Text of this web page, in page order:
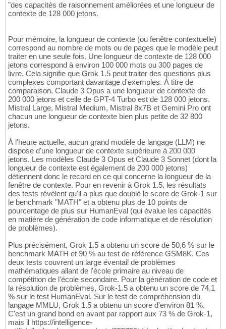
"des capacités de raisonnement améliorées et une longueur de
contexte de 128 000 jetons.
Pour mémoire, la longueur de contexte (ou fenêtre contextuelle)
correspond au nombre de mots ou de pages que le modèle peut
traiter en une seule fois. Une longueur de contexte de 128 000
jetons correspond à environ 100 000 mots ou 300 pages de
livre. Cela signifie que Grok 1.5 peut traiter des questions plus
complexes comportant davantage d'exemples. À titre de
comparaison, Claude 3 Opus a une longueur de contexte de
200 000 jetons et celle de GPT-4 Turbo est de 128 000 jetons.
Mistral Large, Mistral Medium, Mistral 8x7B et Gemini Pro ont
chacun une longueur de contexte bien plus petite de 32 800
jetons.
À l'heure actuelle, aucun grand modèle de langage (LLM) ne
dispose d'une longueur de contexte supérieure à 200 000
jetons. Les modèles Claude 3 Opus et Claude 3 Sonnet (dont la
longueur de contexte est également de 200 000 jetons)
détiennent donc le record en ce qui concerne la longueur de la
fenêtre de contexte. Pour en revenir à Grok 1.5, les résultats
des tests révèlent qu'il a plus que doublé le score de Grok-1 sur
le benchmark "MATH" et a obtenu plus de 10 points de
pourcentage de plus sur HumanEval (qui évalue les capacités
en matière de génération de code informatique et de résolution
de problèmes).
Plus précisément, Grok 1.5 a obtenu un score de 50,6 % sur le
benchmark MATH et 90 % au test de référence GSM8K. Ces
deux tests couvrent un large éventail de problèmes
mathématiques allant de l'école primaire au niveau de
compétition de l'école secondaire. Pour la génération de code et
la résolution de problèmes, Grok-1.5 a obtenu un score de 74,1
% sur le test HumanEval. Sur le test de compréhension du
langage MMLU, Grok 1.5 a obtenu un score d'environ 81 %.
C'est un grand bond en avant par rapport aux 73 % de Grok-1,
mais il https://intelligence-